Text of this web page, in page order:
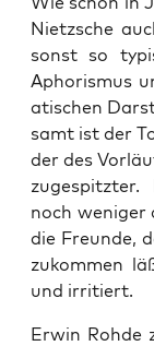
Niet­zsche
son­st so
Apho­ris­mus
a­tis­chen
samt ist der
der des
noch weniger
die Fre­unde,
zukom­men
und irri­tiert.
Erwin Rohde